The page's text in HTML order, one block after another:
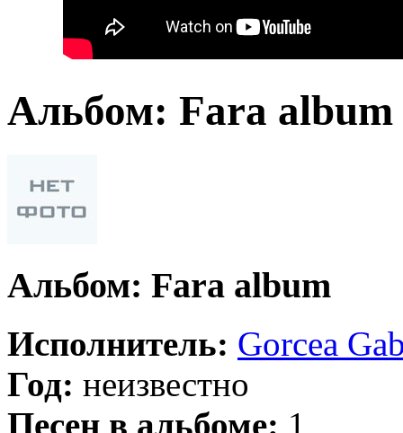
Альбом: Fara album
Альбом: Fara album
Исполнитель: Gorcea
Год: неизвестно
Песен в альбоме: 1